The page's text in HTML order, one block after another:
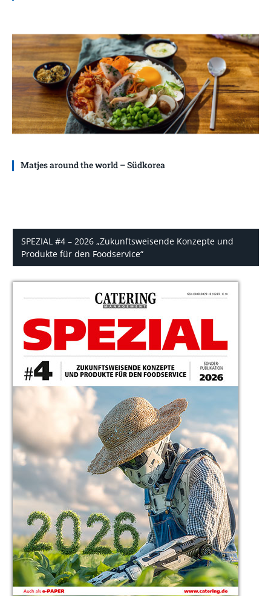
Matjes around the world – Südkorea
SPEZIAL #4 – 2026 „Zukunftsweisende Konzepte und
Produkte für den Foodservice“